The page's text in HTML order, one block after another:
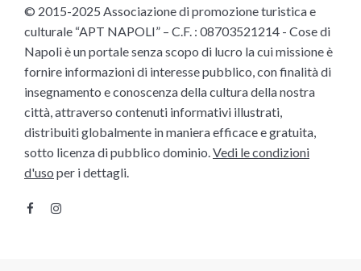
© 2015-2025 Associazione di promozione turistica e
culturale “APT NAPOLI” – C.F. : 08703521214 - Cose di
Napoli è un portale senza scopo di lucro la cui missione è
fornire informazioni di interesse pubblico, con finalità di
insegnamento e conoscenza della cultura della nostra
città, attraverso contenuti informativi illustrati,
distribuiti globalmente in maniera efficace e gratuita,
sotto licenza di pubblico dominio. Vedi le condizioni
d'uso per i dettagli.